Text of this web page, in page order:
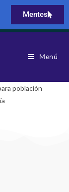
Mentes
Menú